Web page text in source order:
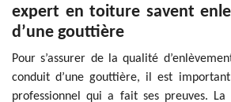
expert en toiture savent
d’une gouttière
Pour s’assurer de la qualité
conduit d’une gouttière, il est
professionnel qui a fait ses preuves. La